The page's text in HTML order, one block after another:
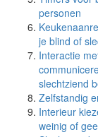
personen
je blind of
Interactie
slechtziend
Zelfstandig
Interieur
weinig of